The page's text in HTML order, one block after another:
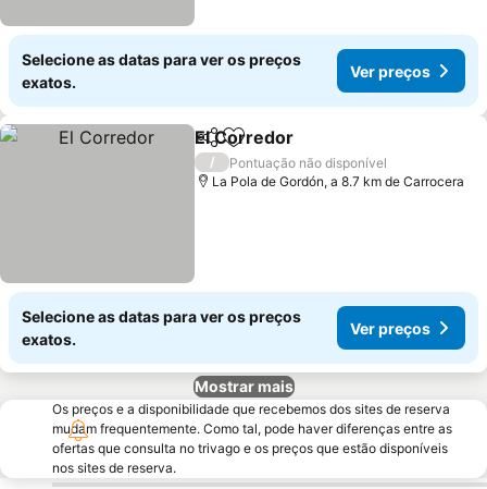
Selecione as datas para ver os preços
exatos.
Ver preços
PartilharAdicionar aos favoritos
El Corredor
/
Pontuação não disponível
La Pola de Gordón, a 8.7 km de Carrocera
Selecione as datas para ver os preços
exatos.
Ver preços
Mostrar mais
Os preços e a disponibilidade que recebemos dos sites de reserva
mudam frequentemente. Como tal, pode haver diferenças entre as
ofertas que consulta no trivago e os preços que estão disponíveis
nos sites de reserva.